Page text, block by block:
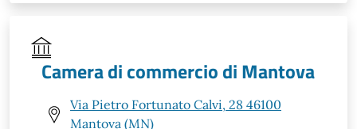
Camera di commercio di Mantova
Via Pietro Fortunato Calvi, 28 46100
Mantova (MN)